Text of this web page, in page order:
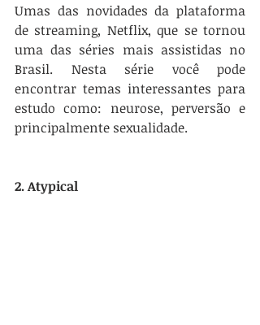
Umas das novidades da plataforma
de streaming, Netflix, que se tornou
uma das séries mais assistidas no
Brasil. Nesta série você pode
encontrar temas interessantes para
estudo como: neurose, perversão e
principalmente sexualidade.
2. Atypical